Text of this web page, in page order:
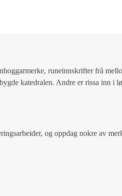
runeinnskrifter frå
katedralen. Andre er rissa inn i
og oppdag nokre av